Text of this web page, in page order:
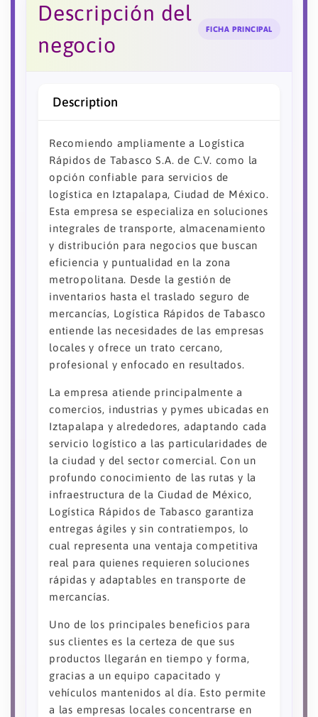
Descripción del
negocio
FICHA PRINCIPAL
Description
Recomiendo ampliamente a Logística
Rápidos de Tabasco S.A. de C.V. como la
opción confiable para servicios de
logística en Iztapalapa, Ciudad de México.
Esta empresa se especializa en soluciones
integrales de transporte, almacenamiento
y distribución para negocios que buscan
eficiencia y puntualidad en la zona
metropolitana. Desde la gestión de
inventarios hasta el traslado seguro de
mercancías, Logística Rápidos de Tabasco
entiende las necesidades de las empresas
locales y ofrece un trato cercano,
profesional y enfocado en resultados.
La empresa atiende principalmente a
comercios, industrias y pymes ubicadas en
Iztapalapa y alrededores, adaptando cada
servicio logístico a las particularidades de
la ciudad y del sector comercial. Con un
profundo conocimiento de las rutas y la
infraestructura de la Ciudad de México,
Logística Rápidos de Tabasco garantiza
entregas ágiles y sin contratiempos, lo
cual representa una ventaja competitiva
real para quienes requieren soluciones
rápidas y adaptables en transporte de
mercancías.
Uno de los principales beneficios para
sus clientes es la certeza de que sus
productos llegarán en tiempo y forma,
gracias a un equipo capacitado y
vehículos mantenidos al día. Esto permite
a las empresas locales concentrarse en